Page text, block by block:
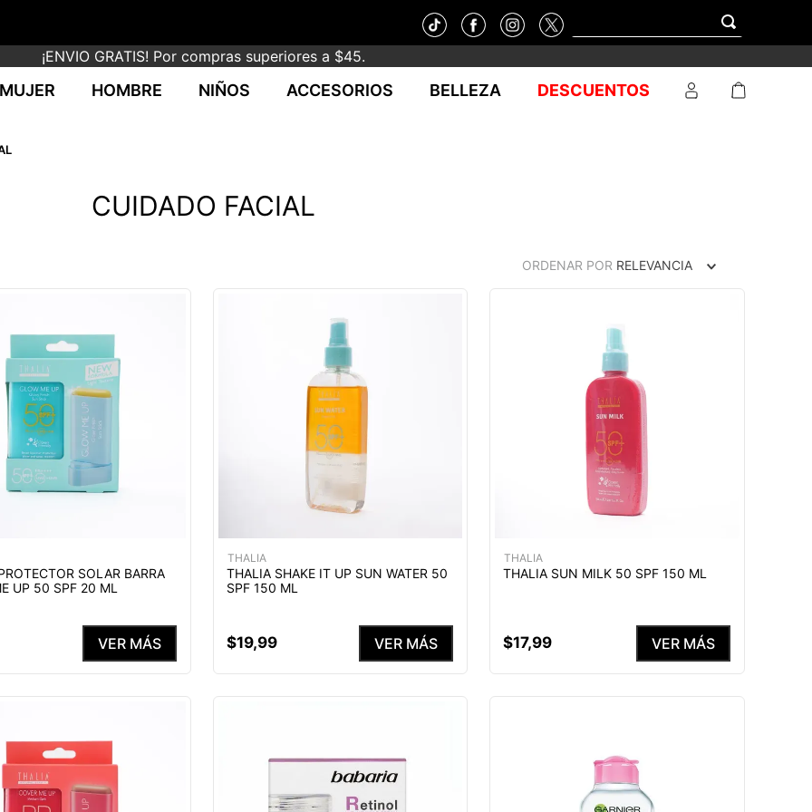
¡ENVIO GRATIS! Por compras superiores a $45.
MUJER HOMBRE NIÑOS ACCESORIOS BELLEZA DESCUENTOS
CUIDADO FACIAL
ORDENAR POR RELEVANCIA
SOLAR BARRA
UP 50 SPF 20 ML
VER MÁS
THALIA
THALIA SHAKE IT UP SUN WATER 50
SPF 150 ML
$19,99 VER MÁS
THALIA
THALIA SUN MILK 50 SPF 150 ML
$17,99 VER MÁS